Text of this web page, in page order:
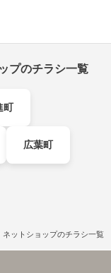
プのチラシ一覧
町
広葉町
ネットショップのチラシ一覧